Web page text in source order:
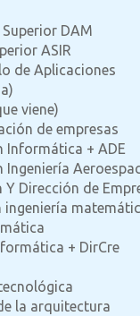
DAM
ASIR
de Aplicaciones
viene)
de empresas
Informática + ADE
Ingeniería
Dirección de
ingeniería
+ DirCre
la arquitectura